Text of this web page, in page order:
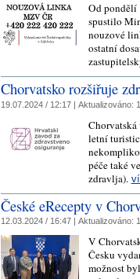
Od pondělí
spustilo
nouzové
ostatní
Chorvatsko rozšiřuje
19.07.2024 / 12:17 | Aktualizováno:
letní
péče také
zdravlja).
České eRecepty v
12.03.2024 / 16:47 | Aktualizováno:
V
Česku
možnost